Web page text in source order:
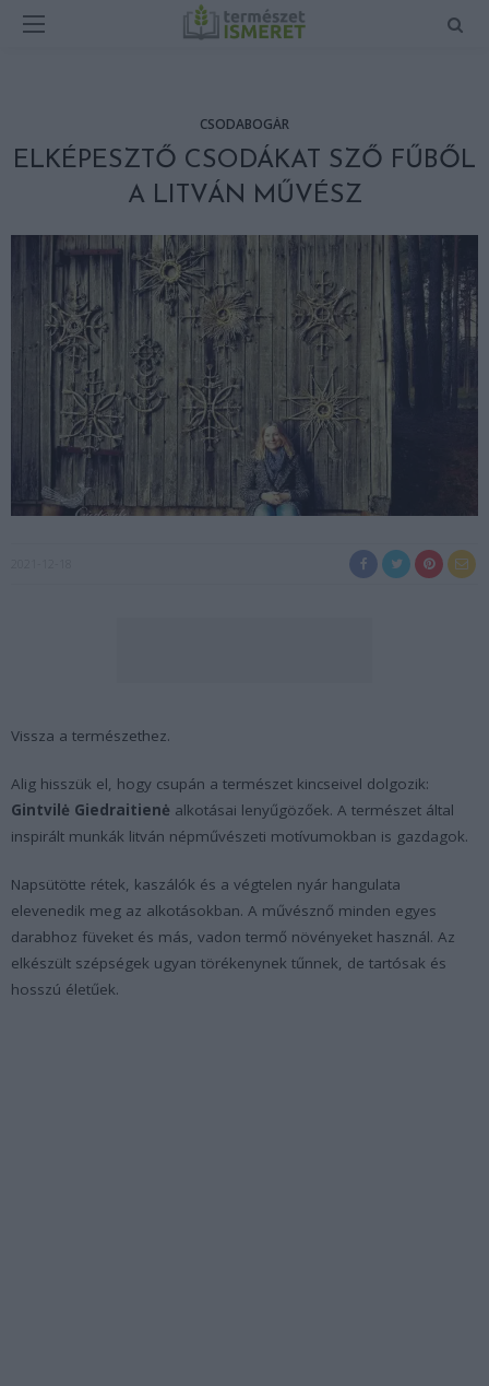
CSODABOGÁR
ELKÉPESZTŐ CSODÁKAT SZŐ FŰBŐL
A LITVÁN MŰVÉSZ
Vissza a természethez.
Alig hisszük el, hogy csupán a természet kincseivel dolgozik:
Gintvilė Giedraitienė alkotásai lenyűgözőek. A természet által
inspirált munkák litván népművészeti motívumokban is gazdagok.
Napsütötte rétek, kaszálók és a végtelen nyár hangulata
elevenedik meg az alkotásokban. A művésznő minden egyes
darabhoz füveket és más, vadon termő növényeket használ. Az
elkészült szépségek ugyan törékenynek tűnnek, de tartósak és
hosszú életűek.